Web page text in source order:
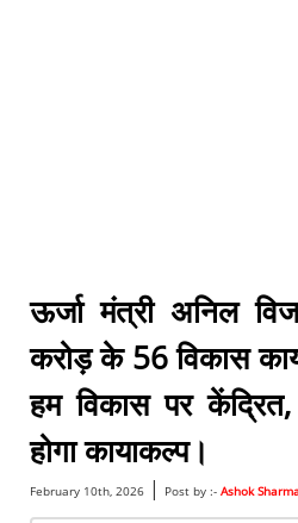
ऊर्जा मंत्री अनिल
करोड़ के 56 विकास
हम विकास पर केंद्रित,
होगा कायाकल्प।
February 10th, 2026| Post by :- Ashok